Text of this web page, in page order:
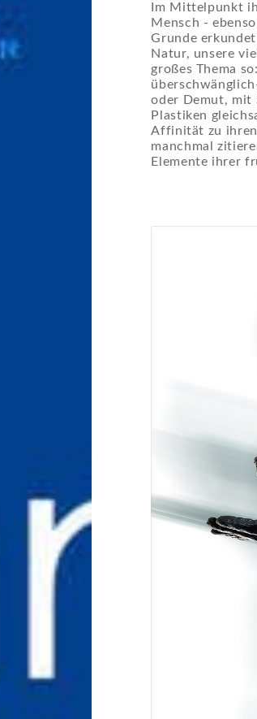
Im Mittelpunkt
Mensch -
Grunde
Natur, unsere
großes Thema
oder Demut, mit
Plastiken
Affinität zu ihren
manchmal
Elemente ihrer